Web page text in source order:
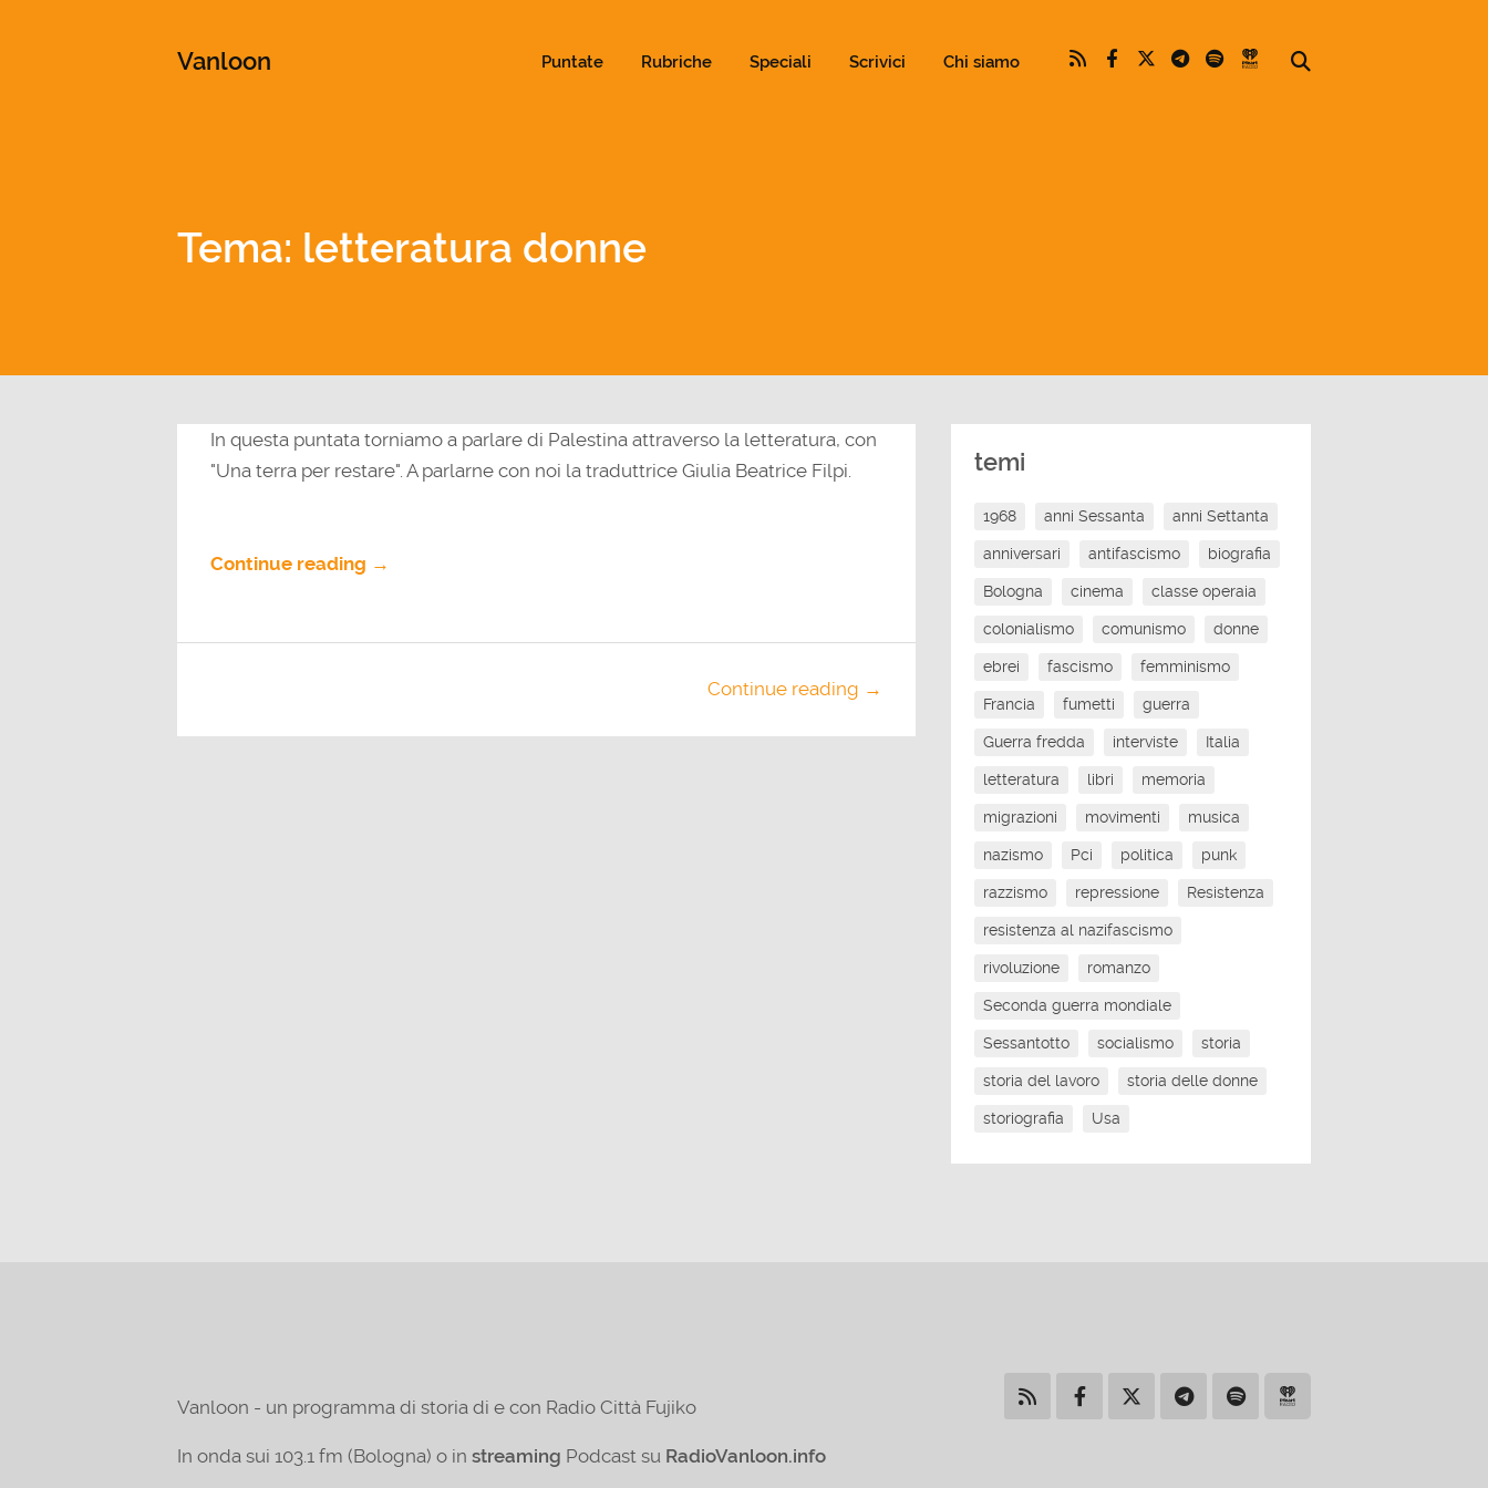
Vanloon Puntate Rubriche Speciali Scrivici Chi siamo
Tema: letteratura donne
In questa puntata torniamo a parlare di Palestina attraverso la letteratura, con
"Una terra per restare". A parlarne con noi la traduttrice Giulia Beatrice Filpi.
Continue reading →
Continue reading →
temi
1968 anni Sessanta anni Settanta
anniversari antifascismo biografia
Bologna cinema classe operaia
colonialismo comunismo donne
ebrei fascismo femminismo
Francia fumetti guerra
Guerra fredda interviste Italia
letteratura libri memoria
migrazioni movimenti musica
nazismo Pci politica punk
razzismo repressione Resistenza
resistenza al nazifascismo
rivoluzione romanzo
Seconda guerra mondiale
Sessantotto socialismo storia
storia del lavoro storia delle donne
storiografia Usa
Vanloon - un programma di storia di e con Radio Città Fujiko
In onda sui 103.1 fm (Bologna) o in streaming Podcast su RadioVanloon.info